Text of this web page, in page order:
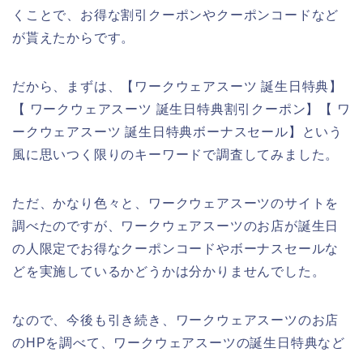
くことで、お得な割引クーポンやクーポンコードなど
が貰えたからです。
だから、まずは、【ワークウェアスーツ 誕生日特典】
【 ワークウェアスーツ 誕生日特典割引クーポン】【 ワ
ークウェアスーツ 誕生日特典ボーナスセール】という
風に思いつく限りのキーワードで調査してみました。
ただ、かなり色々と、ワークウェアスーツのサイトを
調べたのですが、ワークウェアスーツのお店が誕生日
の人限定でお得なクーポンコードやボーナスセールな
どを実施しているかどうかは分かりませんでした。
なので、今後も引き続き、ワークウェアスーツのお店
のHPを調べて、ワークウェアスーツの誕生日特典など